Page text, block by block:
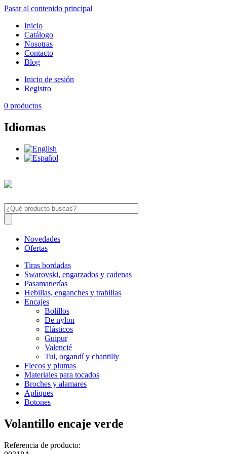
Pasar al contenido principal
Inicio
Catálogo
Nosotras
Contacto
Blog
Inicio de sesión
Registro
0 productos
Idiomas
Novedades
Ofertas
Tiras bordadas
Swarovski, engarzados y cadenas
Pasamanerías
Hebillas, enganches y trabillas
Encajes
Bolillos
De nylon
Elásticos
Guipur
Valencié
Tul, organdí y chantilly
Flecos y plumas
Materiales para tocados
Broches y alamares
Apliques
Botones
Volantillo encaje verde
Referencia de producto: